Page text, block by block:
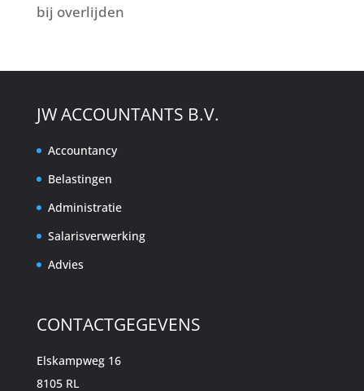
bij overlijden
JW ACCOUNTANTS B.V.
Accountancy
Belastingen
Administratie
Salarisverwerking
Advies
CONTACTGEGEVENS
Elskampweg 16
8105 RL